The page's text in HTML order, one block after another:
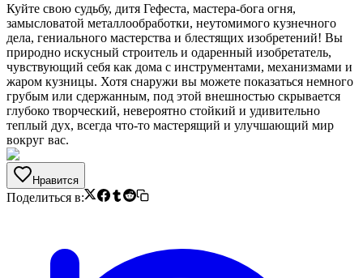
Куйте свою судьбу, дитя Гефеста, мастера-бога огня,
замысловатой металлообработки, неутомимого кузнечного
дела, гениального мастерства и блестящих изобретений! Вы
природно искусный строитель и одаренный изобретатель,
чувствующий себя как дома с инструментами, механизмами и
жаром кузницы. Хотя снаружи вы можете показаться немного
грубым или сдержанным, под этой внешностью скрывается
глубоко творческий, невероятно стойкий и удивительно
теплый дух, всегда что-то мастерящий и улучшающий мир
вокруг вас.
Нравится
Поделиться в: